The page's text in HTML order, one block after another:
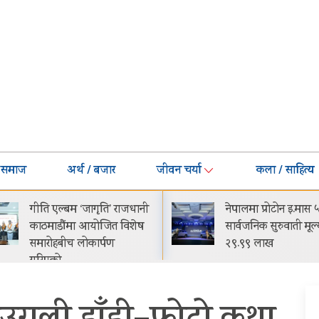
समाज अर्थ / बजार जीवन चर्या कला / साहित्य
नेपालमा प्रोटोन इ.मास ५
सार्वजनिक सुरुवाती मूल्य रू.
२९.९९ लाख
घट्यो बजाजको
मासिक किस्ता-मूल्य